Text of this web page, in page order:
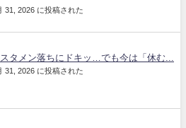
31, 2026 に投稿された
タメン落ちにドキッ…でも今は「休む...
31, 2026 に投稿された